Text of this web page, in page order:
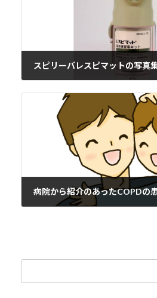
スピリーバレスピマットの写真
病院から紹介のあったCOPDの